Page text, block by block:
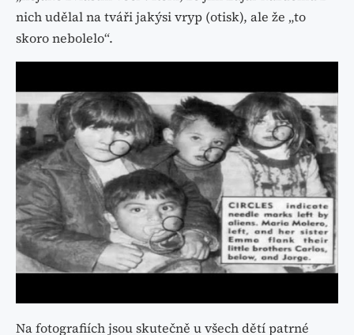
nich udělal na tváři jakýsi vryp (otisk), ale že „to
skoro nebolelo“.
Na fotografiích jsou skutečně u všech dětí patrné